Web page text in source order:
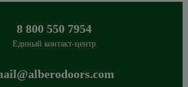
8 800 550 7954
Единый контакт-центр